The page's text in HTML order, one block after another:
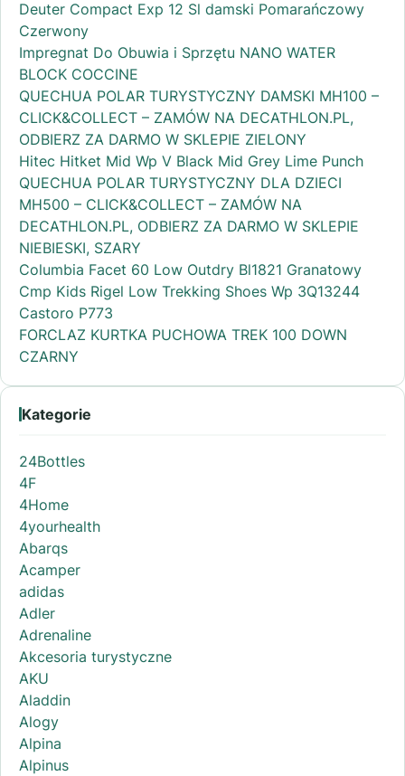
Deuter Compact Exp 12 Sl damski Pomarańczowy
Czerwony
Impregnat Do Obuwia i Sprzętu NANO WATER
BLOCK COCCINE
QUECHUA POLAR TURYSTYCZNY DAMSKI MH100 –
CLICK&COLLECT – ZAMÓW NA DECATHLON.PL,
ODBIERZ ZA DARMO W SKLEPIE ZIELONY
Hitec Hitket Mid Wp V Black Mid Grey Lime Punch
QUECHUA POLAR TURYSTYCZNY DLA DZIECI
MH500 – CLICK&COLLECT – ZAMÓW NA
DECATHLON.PL, ODBIERZ ZA DARMO W SKLEPIE
NIEBIESKI, SZARY
Columbia Facet 60 Low Outdry Bl1821 Granatowy
Cmp Kids Rigel Low Trekking Shoes Wp 3Q13244
Castoro P773
FORCLAZ KURTKA PUCHOWA TREK 100 DOWN
CZARNY
Kategorie
24Bottles
4F
4Home
4yourhealth
Abarqs
Acamper
adidas
Adler
Adrenaline
Akcesoria turystyczne
AKU
Aladdin
Alogy
Alpina
Alpinus